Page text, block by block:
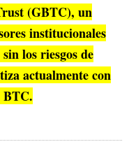
(GBTC), un
institucionales
los riesgos de
actualmente con
BTC.